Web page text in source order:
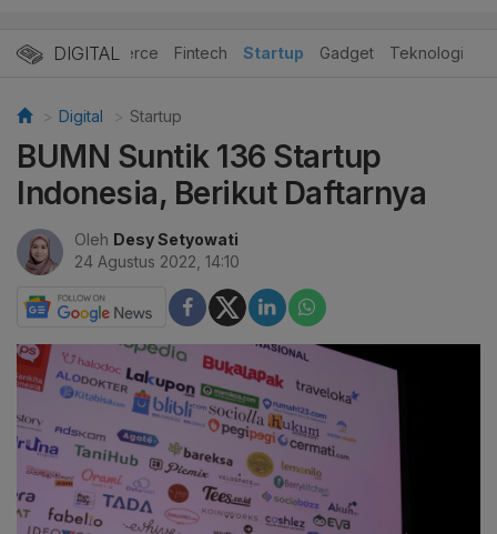
DIGITAL
E-Commerce Fintech Startup Gadget Teknologi
Digital Startup
BUMN Suntik 136 Startup
Indonesia, Berikut Daftarnya
Oleh Desy Setyowati
24 Agustus 2022, 14:10